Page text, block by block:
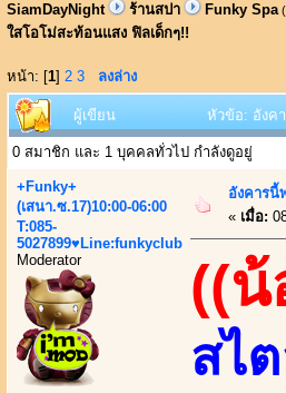
SiamDayNight ร้านสปา Funky Spa
ใสโอโม่สะท้อนแสง ฟิลเด็กๆ!!
หน้า: [1] 2 3 ลงล่าง
ผู้เขียน หัวข้อ: อังค
0 สมาชิก และ 1 บุคคลทั่วไป กำลังดูอยู่
+Funky+
(เสนา.ซ.17)10:00-06:00
T:085-
5027899♥Line:funkyclub
Moderator
อังคารนี้
« เมื่อ:
((น้
สไ